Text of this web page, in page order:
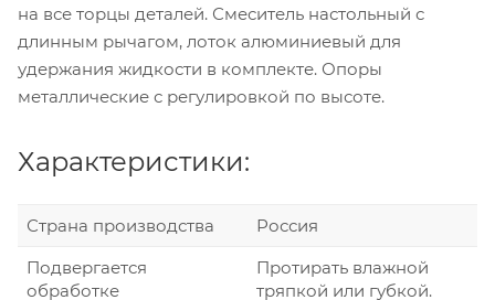
на все торцы деталей. Смеситель настольный с
длинным рычагом, лоток алюминиевый для
удержания жидкости в комплекте. Опоры
металлические с регулировкой по высоте.
Характеристики:
Страна производства
Россия
Подвергается
обработке
Протирать влажной
тряпкой или губкой.